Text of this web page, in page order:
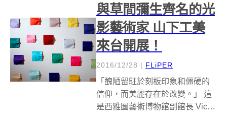
與草間彌生齊名的光
影藝術家 山下工美
來台開展！
2016/12/28 | FLiPER
「醜陋留駐於刻板印象和僵硬的
信仰，而美麗存在於改變。」 這
是西雅圖藝術博物館副館長 Vicki